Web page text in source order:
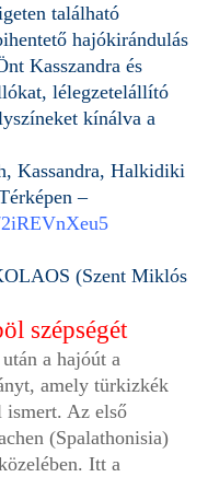
található
hajókirándulás
Kasszandra és
lélegzetelállító
kínálva a
Kassandra, Halkidiki
–
(Szent Miklós
szépségét
a hajóút a
amely türkizkék
ismert. Az első
(Spalathonisia)
Itt a